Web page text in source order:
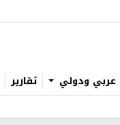
عربي ودولي تقارير